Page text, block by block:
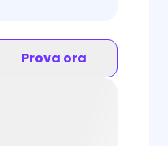
Prova ora